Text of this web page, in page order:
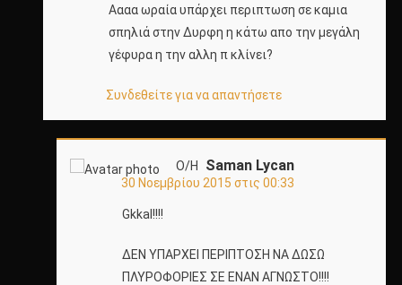
Αααα ωραία υπάρχει περιπτωση σε καμια
σπηλιά στην Δυρφη η κάτω απο την μεγάλη
γέφυρα η την αλλη π κλίνει?
Συνδεθείτε για να απαντήσετε
Ο/Η Saman Lycan
30 Νοεμβρίου 2015 στις 00:33
Gkkal!!!!
ΔΕΝ ΥΠΑΡΧΕΙ ΠΕΡΙΠΤΟΣΗ ΝΑ ΔΩΣΩ
ΠΛΥΡΟΦΟΡΙΕΣ ΣΕ ΕΝΑΝ ΑΓΝΩΣΤΟ!!!!